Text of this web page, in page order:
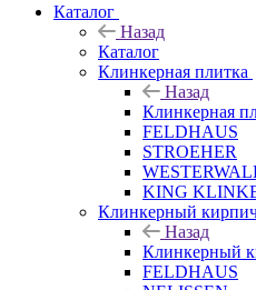
Каталог
Назад
Каталог
Клинкерная плитка
Назад
Клинкерная
FELDHAUS
STROEHER
KING
Клинкерный
Назад
Клинкерный
FELDHAUS